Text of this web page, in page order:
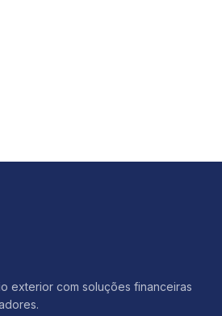
exterior com soluções financeiras